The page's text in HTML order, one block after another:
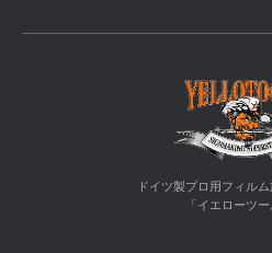
ドイツ製プロ用フィル
「イエローツー